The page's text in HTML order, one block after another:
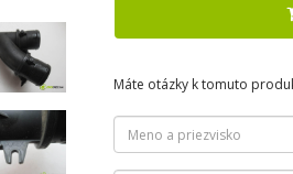
Máte otázky k tomuto